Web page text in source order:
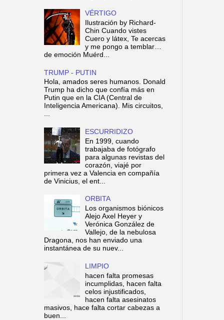
VÉRTIGO
Ilustración by Richard-
Chin Cuando vistes
Cuero y látex, Te acercas
y me pongo a temblar…
de emoción Muérd...
TRUMP - PUTIN
Hola, amados seres humanos. Donald
Trump ha dicho que confía más en
Putin que en la CIA (Central de
Inteligencia Americana). Mis circuitos,
...
ESCURRIDIZO
En 1999, cuando
trabajaba de fotógrafo
para algunas revistas del
corazón, viajé por
primera vez a Valencia en compañía
de Vinicius, el ent...
ORBITA
Los organismos biónicos
Alejo Axel Heyer y
Verónica González de
Vallejo, de la nebulosa
Dragona, nos han enviado una
instantánea de su nuev...
LIMPIO
hacen falta promesas
incumplidas, hacen falta
celos injustificados,
hacen falta asesinatos
masivos, hace falta cortar cabezas a
buen...